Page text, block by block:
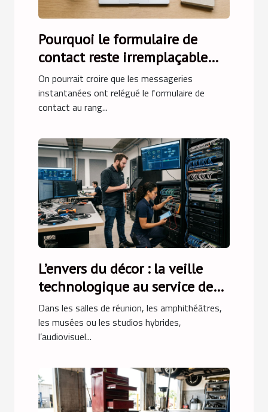
Pourquoi le formulaire de
contact reste irremplaçable
face aux messageries
instantanées
On pourrait croire que les messageries
instantanées ont relégué le formulaire de
contact au rang...
L’envers du décor : la veille
technologique au service de
l’intégration audiovisuelle
Dans les salles de réunion, les amphithéâtres,
les musées ou les studios hybrides,
l’audiovisuel...